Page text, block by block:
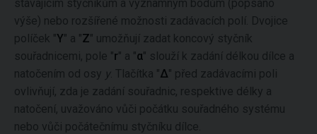
stávajícím styčníkům a významným bodům (popsáno
výše) nebo rozšířené možnosti zadávacích polí. Dvojice
políček "Y" a "Z" umožňují zadat koncový styčník
souřadnicemi, pole "r" a "α" slouží k zadání délkou dílce a
natočením od osy y . Tlačítka "Δ" před zadávacími poli
ovlivňují, zda je zadání souřadnic, respektive délky a
natočení, uvažováno vůči počátku souřadného systému
nebo vůči počátečnímu styčníku dílce.